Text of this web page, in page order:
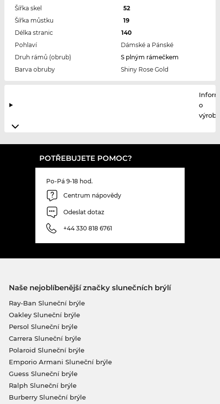
Šířka skel
52
Šířka můstku
19
Délka stranic
140
Pohlaví
Dámské a Pánské
Druh rámů (obrub)
S plným rámečkem
Barva obruby
Shiny Rose Gold
o
POTŘEBUJETE POMOC?
Po-Pá 9-18 hod.
Centrum nápovědy
Odeslat dotaz
+44 330 818 6761
Naše nejoblíbenější značky slunečních brýlí
Ray-Ban Sluneční brýle
Oakley Sluneční brýle
Persol Sluneční brýle
Carrera Sluneční brýle
Polaroid Sluneční brýle
Emporio Armani Sluneční brýle
Guess Sluneční brýle
Ralph Sluneční brýle
Burberry Sluneční brýle